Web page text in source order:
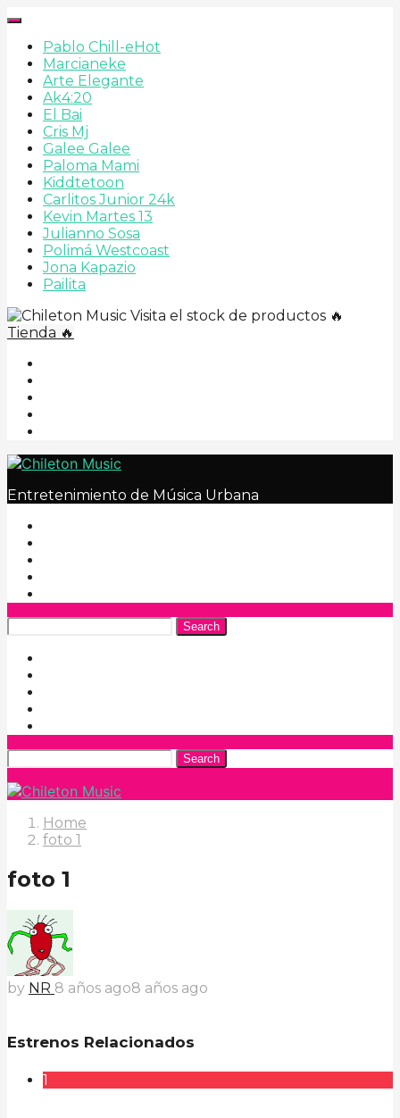
Pablo Chill-eHot
Marcianeke
Arte Elegante
Ak4:20
El Bai
Cris Mj
Galee Galee
Paloma Mami
Kiddtetoon
Carlitos Junior 24k
Kevin Martes 13
Julianno Sosa
Polimá Westcoast
Jona Kapazio
Pailita
Visita el stock de productos 🔥
Tienda 🔥
Entretenimiento de Música Urbana
Search
Search
Home
foto 1
foto 1
by NR 8 años ago8 años ago
Estrenos Relacionados
1